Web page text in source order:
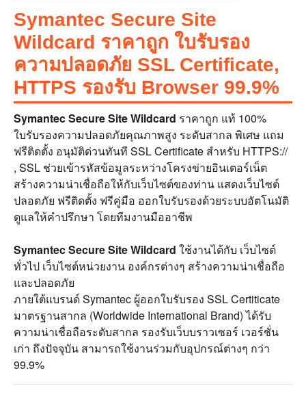
Symantec Secure Site
Wildcard ราคาถูก ใบรับรอง
ความปลอดภัย SSL Certificate,
HTTPS รองรับ Browser 99.9%
Symantec Secure Site Wildcard ราคาถูก แท้ 100%
ใบรับรองความปลอดภัยคุณภาพสูง ระดับสากล พิเศษ แถม
ฟรีติดตั้ง อนุมัติด่วนทันที SSL Certificate สำหรับ HTTPS://
, SSL ช่วยเข้ารหัสข้อมูลระหว่างโครงข่ายอินเตอร์เน็ต
สร้างความน่าเชื่อถือให้กับเว็บไซต์ของท่าน แสดงเว็บไซต์
ปลอดภัย ฟรีติดตั้ง ฟรีคู่มือ ออกใบรับรองด้วยระบบอัตโนมัติ
ดูแลให้คำปรึกษา โดยทีมงานมืออาชีพ
Symantec Secure Site Wildcard ใช้งานได้กับ เว็บไซต์
ทั่วไป เว็บไซต์หน่วยงาน องค์กรต่างๆ สร้างความน่าเชื่อถือ
และปลอดภัย
ภายใต้แบรนด์ Symantec ผู้ออกใบรับรอง SSL Certiticate
มาตรฐานสากล (Worldwide International Brand) ได้รับ
ความน่าเชื่อถือระดับสากล รองรับเว็บบราวเซอร์ เวอร์ชั่น
เก่า ถึงปัจจุบัน สามารถใช้งานร่วมกับอุปกรณ์ต่างๆ กว่า
99.9%